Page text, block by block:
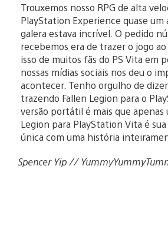
Trouxemos nosso RPG de alta
PlayStation Experience quase um
galera estava incrível. O pedido
recebemos era de trazer o jogo
isso de muitos fãs do PS Vita em
nossas mídias sociais nos deu o
acontecer. Tenho orgulho de
trazendo Fallen Legion para o
versão portátil é mais que apenas
Legion para PlayStation Vita é
única com uma história
Spencer Yip //